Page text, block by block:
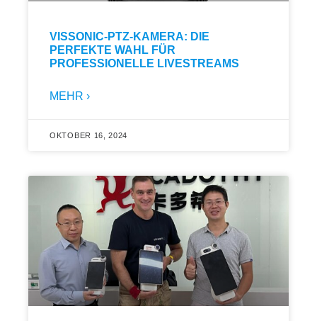
VISSONIC-PTZ-KAMERA: DIE
PERFEKTE WAHL FÜR
PROFESSIONELLE LIVESTREAMS
MEHR ›
OKTOBER 16, 2024